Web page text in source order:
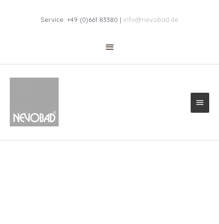
Service: +49 (0)661 83380 | info@nevobad.de
Header